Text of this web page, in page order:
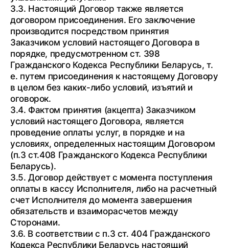
3.3. Настоящий Договор также является
договором присоединения. Его заключение
производится посредством принятия
Заказчиком условий настоящего Договора в
порядке, предусмотренном ст. 398
Гражданского Кодекса Республики Беларусь, т.
е. путем присоединения к настоящему Договору
в целом без каких-либо условий, изъятий и
оговорок.
3.4. Фактом принятия (акцепта) Заказчиком
условий настоящего Договора, является
проведение оплаты услуг, в порядке и на
условиях, определенных настоящим Договором
(п.3 ст.408 Гражданского Кодекса Республики
Беларусь).
3.5. Договор действует с момента поступления
оплаты в кассу Исполнителя, либо на расчетный
счет Исполнителя до момента завершения
обязательств и взаиморасчетов между
Сторонами.
3.6. В соответствии с п.3 ст. 404 Гражданского
Кодекса Республики Беларусь настоящий